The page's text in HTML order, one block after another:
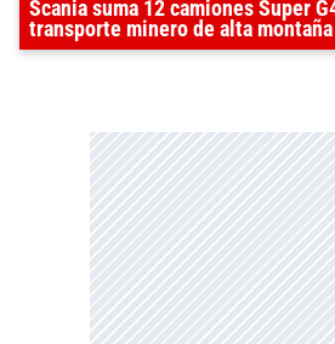
Scania suma 12 camiones Super
transporte minero de alta montaña